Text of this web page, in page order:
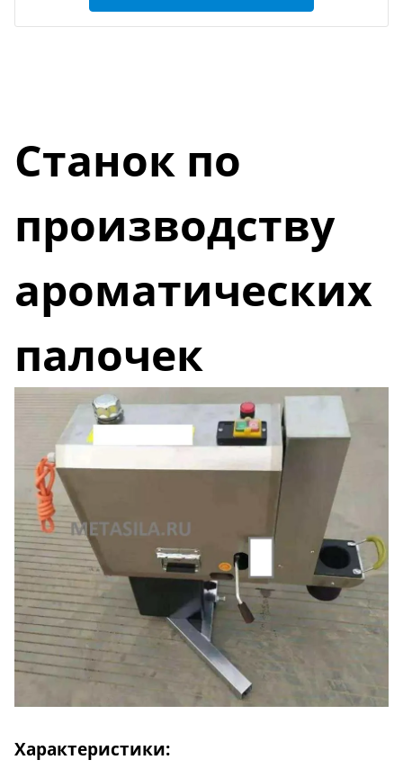
Станок по
производству
ароматических
палочек
Характеристики: